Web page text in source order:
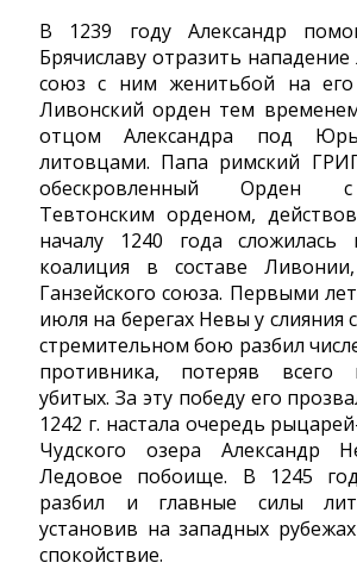
В 1239 году Александр
Брячиславу отразить
союз с ним женитьбой на его
Ливонский орден тем
отцом Александра под
литовцами. Папа римский
обескровленный Орден с
Тевтонским орденом,
началу 1240 года сложилась
коалиция в составе
Ганзейского союза. Первыми
июля на берегах Невы у
стремительном бою разбил
противника, потеряв всего
убитых. За эту победу его
1242 г. настала очередь
Чудского озера Александр
Ледовое побоище. В 1245
разбил и главные силы
установив на западных
спокойствие.